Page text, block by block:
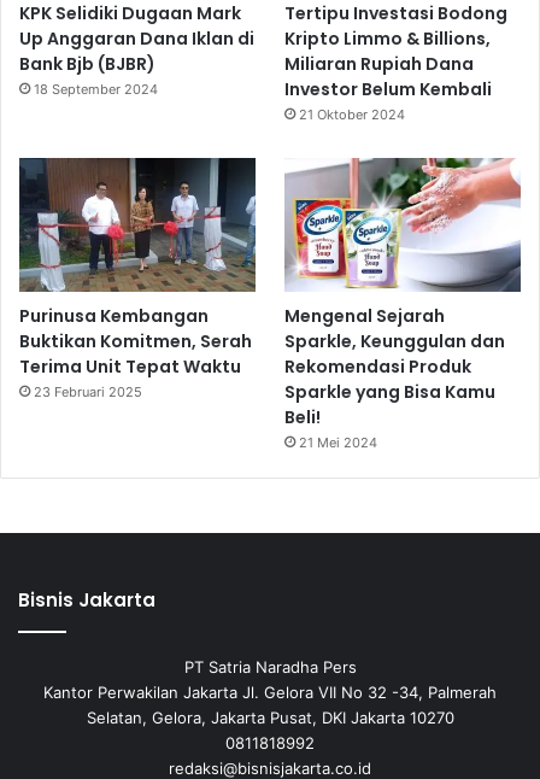
KPK Selidiki Dugaan Mark
Up Anggaran Dana Iklan di
Bank Bjb (BJBR)
18 September 2024
Tertipu Investasi Bodong
Kripto Limmo & Billions,
Miliaran Rupiah Dana
Investor Belum Kembali
21 Oktober 2024
Purinusa Kembangan
Buktikan Komitmen, Serah
Terima Unit Tepat Waktu
23 Februari 2025
Mengenal Sejarah
Sparkle, Keunggulan dan
Rekomendasi Produk
Sparkle yang Bisa Kamu
Beli!
21 Mei 2024
Bisnis Jakarta
PT Satria Naradha Pers
Kantor Perwakilan Jakarta Jl. Gelora VII No 32 -34, Palmerah
Selatan, Gelora, Jakarta Pusat, DKI Jakarta 10270
0811818992
redaksi@bisnisjakarta.co.id